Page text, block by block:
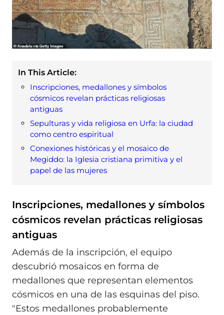
In This Article:
Inscripciones, medallones y símbolos
cósmicos revelan prácticas religiosas
antiguas
Sepulturas y vida religiosa en Urfa: la ciudad
como centro espiritual
Conexiones históricas y el mosaico de
Megiddo: la Iglesia cristiana primitiva y el
papel de las mujeres
Inscripciones, medallones y símbolos
cósmicos revelan prácticas religiosas
antiguas
Además de la inscripción, el equipo
descubrió mosaicos en forma de
medallones que representan elementos
cósmicos en una de las esquinas del piso.
"Estos medallones probablemente